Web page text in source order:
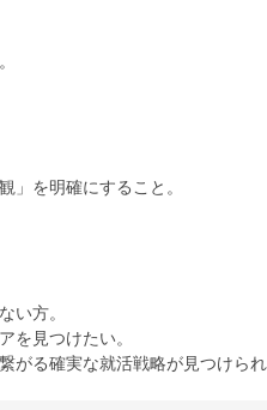
」を明確にすること。
い方。
を見つけたい。
がる確実な就活戦略が見つけられ